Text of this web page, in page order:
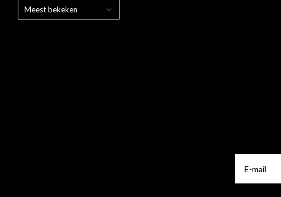
Meest bekeken